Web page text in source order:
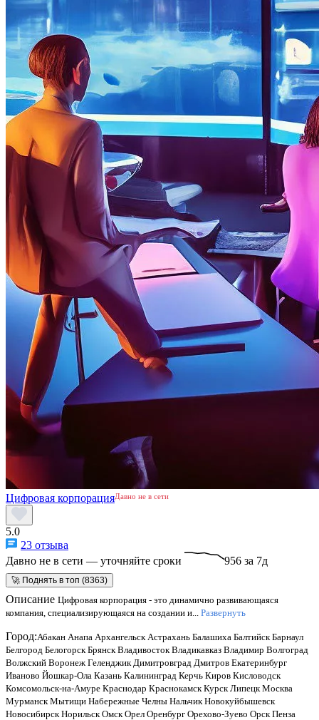
Цифровая корпорацияДавно не в сети
5.0
23 отзыва
Давно не в сети — уточняйте сроки
956 за 7д
🚀 Поднять в топ (8363)
Описание Цифровая корпорация - это динамично развивающаяся
компания, специализирующаяся на создании и...
Развернуть
Город:Абакан Анапа Архангельск Астрахань Балашиха Балтийск Барнаул
Белгород Белогорск Брянск Владивосток Владикавказ Владимир Волгоград
Волжский Воронеж Геленджик Димитровград Дмитров Екатеринбург
Иваново Йошкар-Ола Казань Калининград Керчь Киров Кисловодск
Комсомольск-на-Амуре Краснодар Краснокамск Курск Липецк Москва
Мурманск Мытищи Набережные Челны Нальчик Новокуйбышевск
Новосибирск Норильск Омск Орел Оренбург Орехово-Зуево Орск Пенза